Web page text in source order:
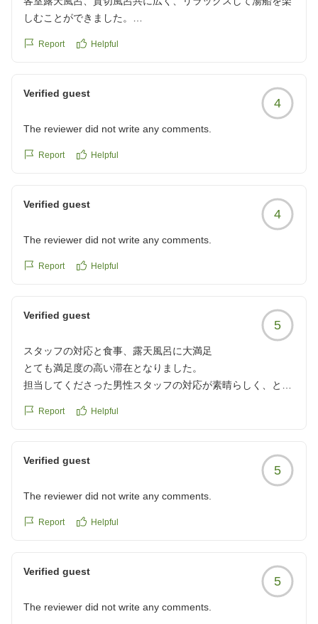
しむことができました。
クチコミの詳細はこちらから
Report Helpful
Verified guest
4
The reviewer did not write any comments.
Report Helpful
Verified guest
4
The reviewer did not write any comments.
Report Helpful
Verified guest
5
スタッフの対応と食事、露天風呂に大満足
とても満足度の高い滞在となりました。
担当してくださった男性スタッフの対応が素晴らしく、とて
お勧めのお店も教えて頂きました。
屋食でゆっくりと頂けたのも魅力です。特にかさごの薬膳甘
貸切露天風呂が複数あり、タイミングよく3つ入る事ができ
ました。どれも海を見渡す眺望が素晴らしく源泉掛け流しで
泉質も良かったです。
ありがとうございました。
他の画像やクチコミの詳細はこちらから
Report Helpful
Verified guest
5
The reviewer did not write any comments.
Report Helpful
Verified guest
5
The reviewer did not write any comments.